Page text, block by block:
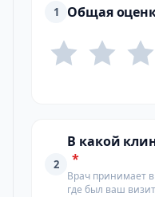
1 Общая
2
В какой
*
Врач принимает
где был ваш